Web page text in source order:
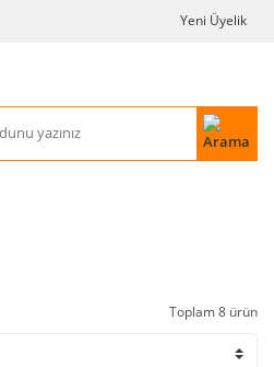
Yeni Üyelik
Toplam 8 ürün